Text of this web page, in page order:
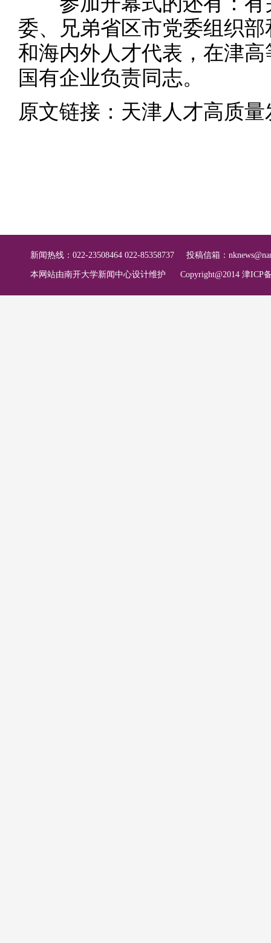
委、兄弟省区市党委组织
和海内外人才代表，在津
国有企业负责同志。
原文链接： 天津人才高质
新闻热线：022-23508464 022-85358737 投稿信箱：
本网站由南开大学新闻中心设计维护 Copyright@2014 津ICP